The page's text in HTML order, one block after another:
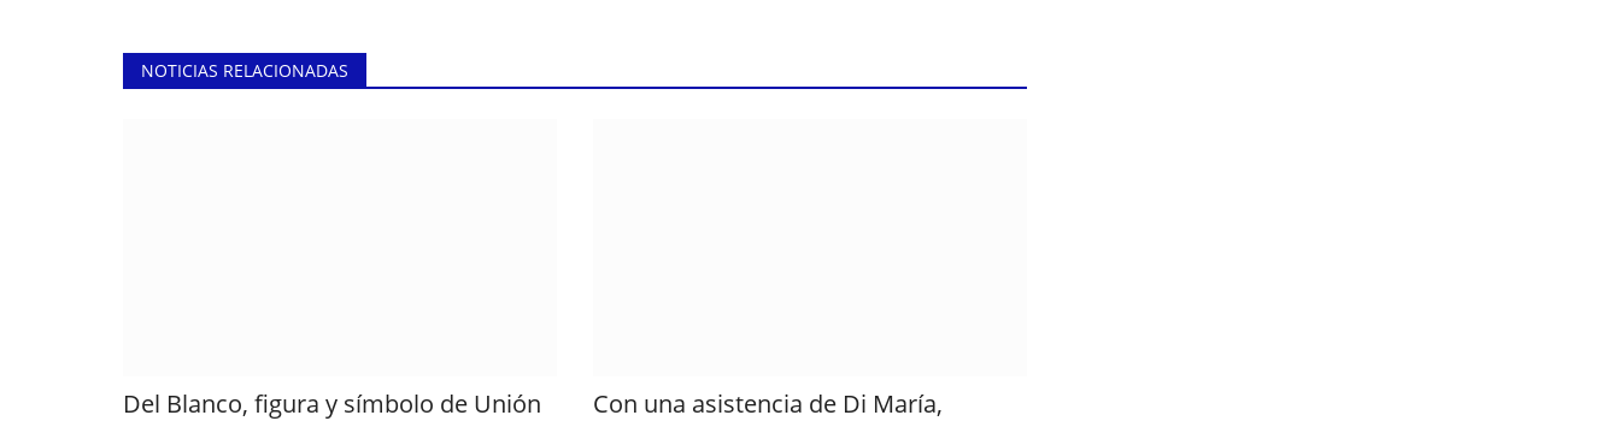
NOTICIAS RELACIONADAS
Del Blanco, figura y símbolo de Unión
Con una asistencia de Di María,